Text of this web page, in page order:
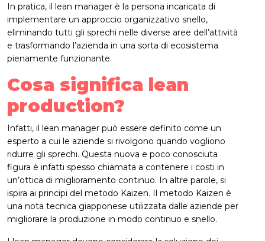
In pratica, il lean manager è la persona incaricata di
implementare un approccio organizzativo snello,
eliminando tutti gli sprechi nelle diverse aree dell’attività
e trasformando l’azienda in una sorta di ecosistema
pienamente funzionante.
Cosa significa lean
production?
Infatti, il lean manager può essere definito come un
esperto a cui le aziende si rivolgono quando vogliono
ridurre gli sprechi. Questa nuova e poco conosciuta
figura è infatti spesso chiamata a contenere i costi in
un’ottica di miglioramento continuo. In altre parole, si
ispira ai principi del metodo Kaizen. Il metodo Kaizen è
una nota tecnica giapponese utilizzata dalle aziende per
migliorare la produzione in modo continuo e snello.